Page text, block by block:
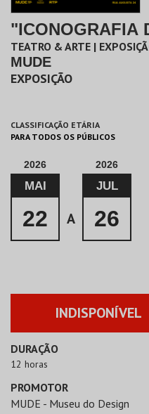
"ICONOGRAFIA
TEATRO & ARTE |
MUDE
EXPOSIÇÃO
CLASSIFICAÇÃO ETÁRIA
PARA TODOS OS PÚBLICOS
2026
MAI
22 A
2026
JUL
26
INDISPONÍVEL
DURAÇÃO
12 horas
PROMOTOR
MUDE - Museu do Design